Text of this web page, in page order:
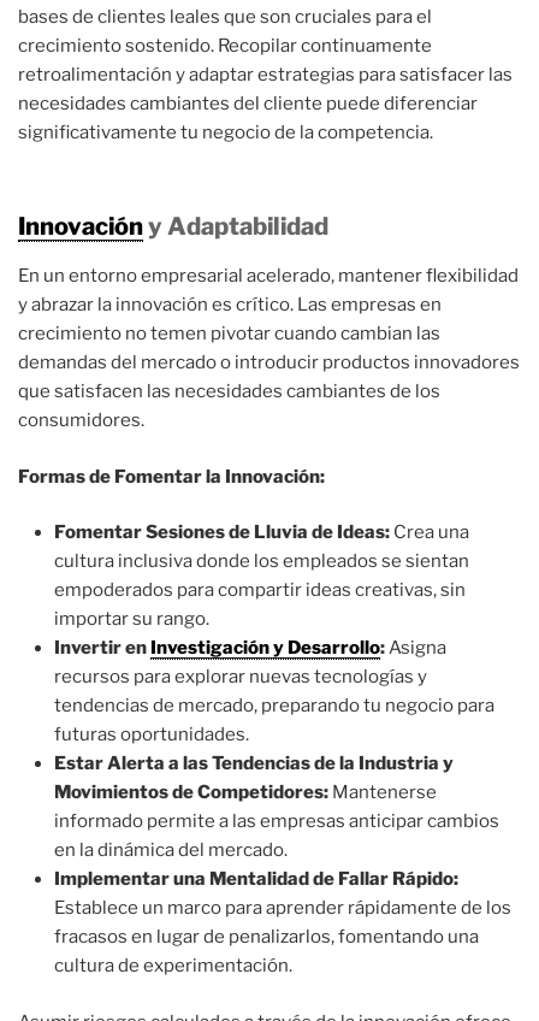
bases de clientes leales que son cruciales para el
crecimiento sostenido. Recopilar continuamente
retroalimentación y adaptar estrategias para satisfacer las
necesidades cambiantes del cliente puede diferenciar
significativamente tu negocio de la competencia.
Innovacióny Adaptabilidad
En un entorno empresarial acelerado, mantener flexibilidad
y abrazar la innovación es crítico. Las empresas en
crecimiento no temen pivotar cuando cambian las
demandas del mercado o introducir productos innovadores
que satisfacen las necesidades cambiantes de los
consumidores.
Formas de Fomentar la Innovación:
Fomentar Sesiones de Lluvia de Ideas: Crea una
cultura inclusiva donde los empleados se sientan
empoderados para compartir ideas creativas, sin
importar su rango.
Invertir en Investigación y Desarrollo:Asigna
recursos para explorar nuevas tecnologías y
tendencias de mercado, preparando tu negocio para
futuras oportunidades.
Estar Alerta a las Tendencias de la Industria y
Movimientos de Competidores: Mantenerse
informado permite a las empresas anticipar cambios
en la dinámica del mercado.
Implementar una Mentalidad de Fallar Rápido:
Establece un marco para aprender rápidamente de los
fracasos en lugar de penalizarlos, fomentando una
cultura de experimentación.